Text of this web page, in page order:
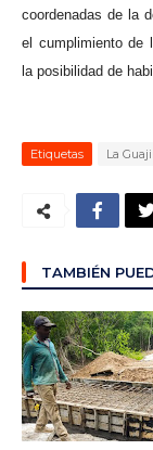
coordenadas de la
el cumplimiento de
la posibilidad de
Etiquetas La
TAMBIÉN